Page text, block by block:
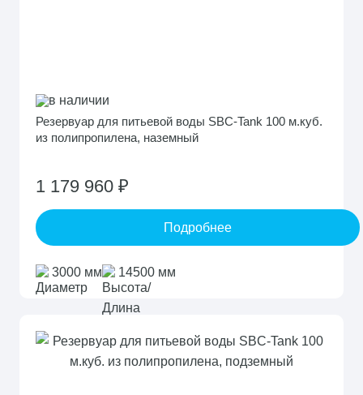
в наличии
Резервуар для питьевой воды SBC-Tank 100 м.куб.
из полипропилена, наземный
1 179 960 ₽
Подробнее
3000 мм 14500 мм